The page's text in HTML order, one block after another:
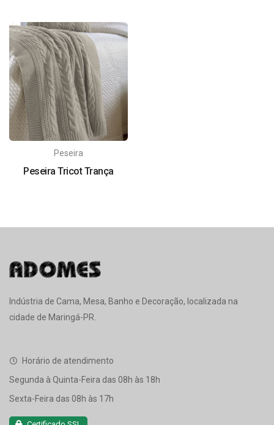
Peseira
Peseira Tricot Trança
Indústria de Cama, Mesa, Banho e Decoração, localizada na
cidade de Maringá-PR.
Horário de atendimento
Segunda à Quinta-Feira das 08h às 18h
Sexta-Feira das 08h às 17h